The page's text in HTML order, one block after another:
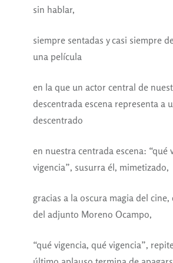
sin hablar,
siempre sentadas y casi siempre
una película
en la que un actor central de
descentrada escena representa a
descentrado
en nuestra centrada escena: “qué
vigencia”, susurra él, mimetizado,
gracias a la oscura magia del
del adjunto Moreno Ocampo,
“qué vigencia, qué vigencia”,